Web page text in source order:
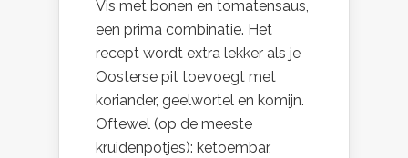
Vis met bonen en tomatensaus,
een prima combinatie. Het
recept wordt extra lekker als je
Oosterse pit toevoegt met
koriander, geelwortel en komijn.
Oftewel (op de meeste
kruidenpotjes): ketoembar,